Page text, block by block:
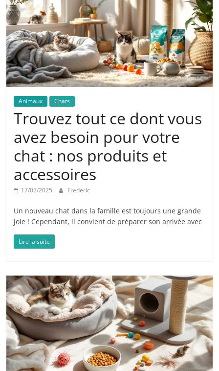
Animaux Chats
Trouvez tout ce dont vous
avez besoin pour votre
chat : nos produits et
accessoires
17/02/2025 Frederic
Un nouveau chat dans la famille est toujours une grande
joie ! Cependant, il convient de préparer son arrivée avec
Lire la suite